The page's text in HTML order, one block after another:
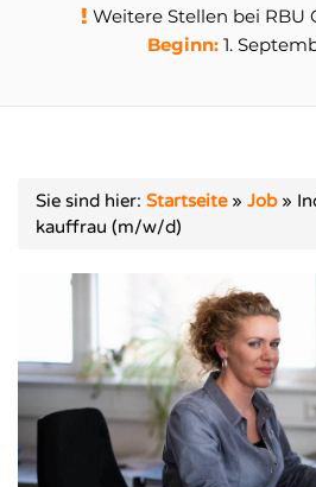
Weitere Stellen bei RBU
Beginn: 1.
Sie sind hier: Startseite» Job»
kauffrau (m/w/d)